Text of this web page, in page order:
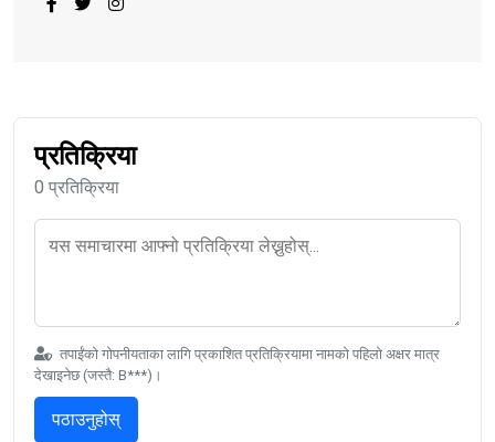
प्रतिक्रिया
0 प्रतिक्रिया
तपाईंको गोपनीयताका लागि प्रकाशित प्रतिक्रियामा नामको पहिलो अक्षर मात्र
देखाइनेछ (जस्तै: B***)।
पठाउनुहोस्